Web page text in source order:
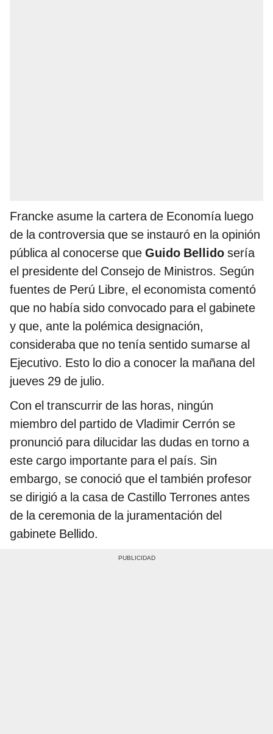
Francke asume la cartera de Economía luego
de la controversia que se instauró en la opinión
pública al conocerse que Guido Bellido sería
el presidente del Consejo de Ministros. Según
fuentes de Perú Libre, el economista comentó
que no había sido convocado para el gabinete
y que, ante la polémica designación,
consideraba que no tenía sentido sumarse al
Ejecutivo. Esto lo dio a conocer la mañana del
jueves 29 de julio.
Con el transcurrir de las horas, ningún
miembro del partido de Vladimir Cerrón se
pronunció para dilucidar las dudas en torno a
este cargo importante para el país. Sin
embargo, se conoció que el también profesor
se dirigió a la casa de Castillo Terrones antes
de la ceremonia de la juramentación del
gabinete Bellido.